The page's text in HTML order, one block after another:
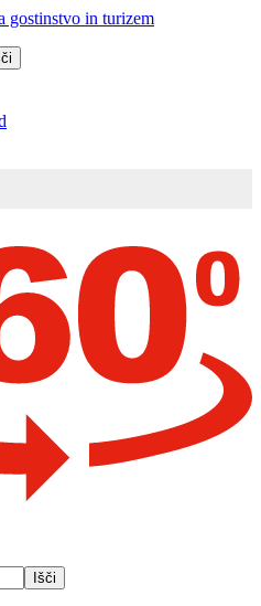
gostinstvo in turizem